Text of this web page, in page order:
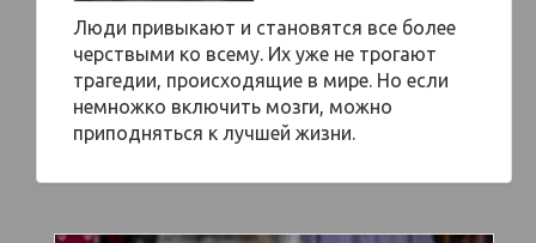
Люди привыкают и становятся все более
черствыми ко всему. Их уже не трогают
трагедии, происходящие в мире. Но если
немножко включить мозги, можно
приподняться к лучшей жизни.